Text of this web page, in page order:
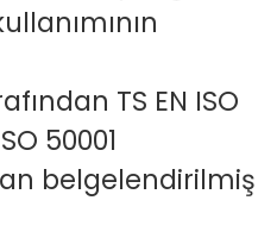
TS EN ISO
50001
belgelendirilmiş